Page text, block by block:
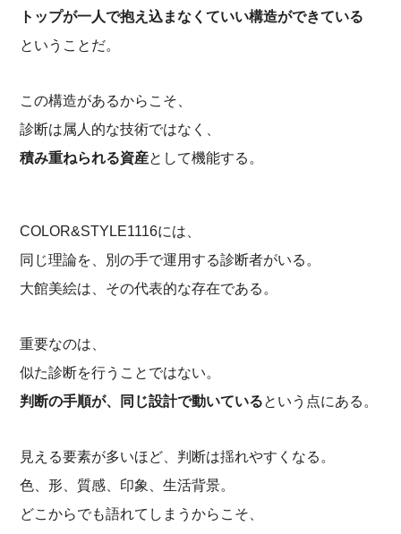
トップが一人で抱え込まなくていい構造ができている
ということだ。
この構造があるからこそ、
診断は属人的な技術ではなく、
積み重ねられる資産として機能する。
COLOR&STYLE1116には、
同じ理論を、別の手で運用する診断者がいる。
大館美絵は、その代表的な存在である。
重要なのは、
似た診断を行うことではない。
判断の手順が、同じ設計で動いているという点にある。
見える要素が多いほど、判断は揺れやすくなる。
色、形、質感、印象、生活背景。
どこからでも語れてしまうからこそ、